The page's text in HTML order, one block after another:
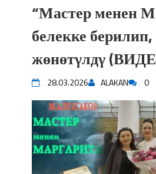
“Мастер менен
белекке
жөнөтγлдγ
28.03.2026 ALAKAN 0